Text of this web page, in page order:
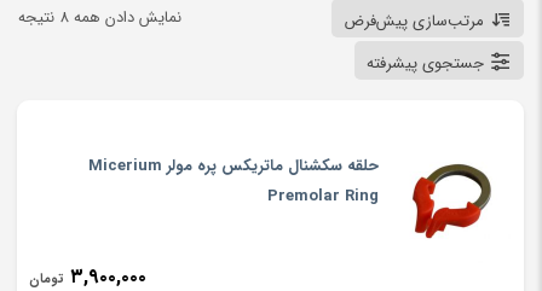
نمایش دادن همه 8 نتیجه
مرتب‌سازی پیش‌فرض
جستجوی پیشرفته
حلقه سکشنال ماتریکس پره مولر Micerium
Premolar Ring
۳,۹۰۰,۰۰۰ تومان